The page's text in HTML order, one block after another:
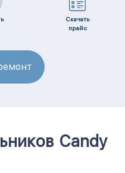
Скачать
прайс
Candy